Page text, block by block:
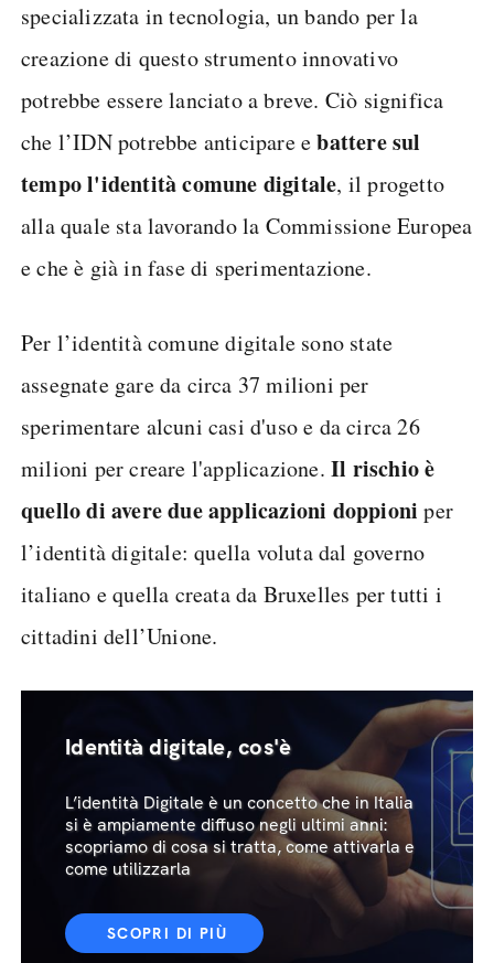
specializzata in tecnologia, un bando per la
creazione di questo strumento innovativo
potrebbe essere lanciato a breve. Ciò significa
che l’IDN potrebbe anticipare ebattere sul
tempo l'identità comune digitale, il progetto
alla quale sta lavorando la Commissione Europea
e che è già in fase di sperimentazione.
Per l’identità comune digitale sono state
assegnate gare da circa 37 milioni per
sperimentare alcuni casi d'uso e da circa 26
milioni per creare l'applicazione. Il rischio è
quello di avere due applicazioni doppioni per
l’identità digitale: quella voluta dal governo
italiano e quella creata da Bruxelles per tutti i
cittadini dell’Unione.
Identità digitale, cos'è
L’identità Digitale è un concetto che in Italia
si è ampiamente diffuso negli ultimi anni:
scopriamo di cosa si tratta, come attivarla e
come utilizzarla
SCOPRI DI PIÙ